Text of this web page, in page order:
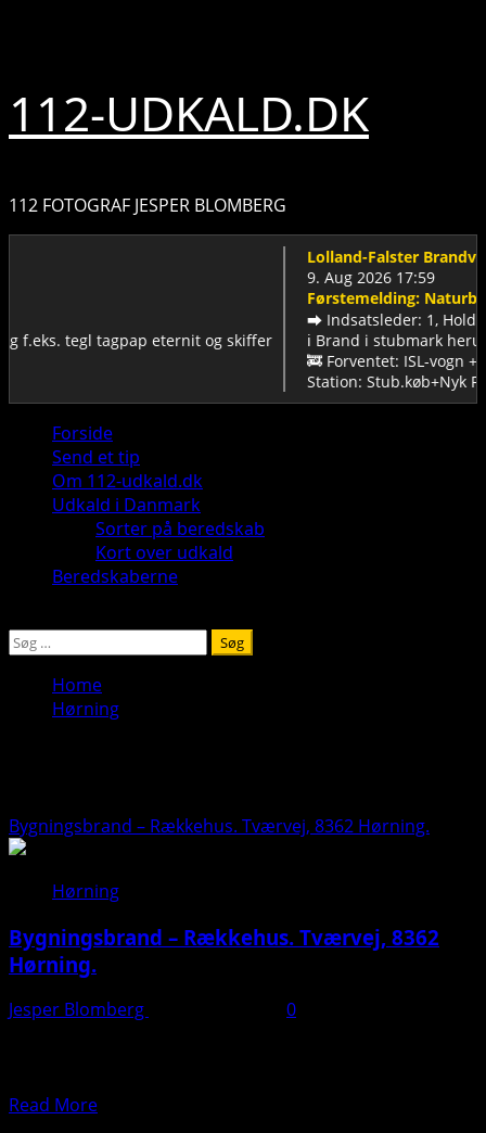
112-UDKALD.DK
112 FOTOGRAF JESPER BLOMBERG
tegl tagpap eternit og skiffer
Lolland-Falster Brandvæsen
9. Aug 2026 17:59
Førstemelding:
➡️ Indsatsleder: 1,
ℹ️ Brand i stubmark herunder
🚒 Forventet: ISL-vogn +
Station: Stub.køb+Nyk F
Primary
Menu
Forside
Send et tip
Om 112-udkald.dk
Udkald i Danmark
Sorter på beredskab
Kort over udkald
Beredskaberne
Søg
Home
Hørning
Bygningsbrand – Rækkehus. Tværvej, 8362 Hørning.
Hørning
Bygningsbrand – Rækkehus. Tværvej, 8362
Hørning.
Jesper Blomberg
0
Read MoreRead